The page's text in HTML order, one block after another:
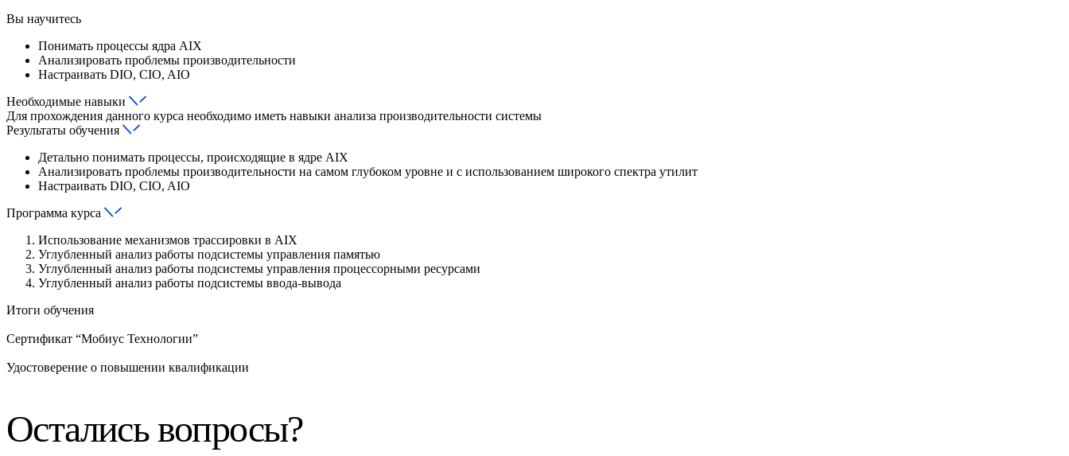
Вы научитесь
Понимать процессы ядра AIX
Анализировать проблемы производительности
Настраивать DIO, CIO, AIO
Необходимые навыки
Для прохождения данного курса необходимо иметь навыки анализа производительности системы
Результаты обучения
Детально понимать процессы, происходящие в ядре AIX
Анализировать проблемы производительности на самом глубоком уровне и с использованием широкого спектра утилит
Настраивать DIO, CIO, AIO
Программа курса
Использование механизмов трассировки в AIX
Углубленный анализ работы подсистемы управления памятью
Углубленный анализ работы подсистемы управления процессорными ресурсами
Углубленный анализ работы подсистемы ввода-вывода
Итоги обучения
Сертификат “Мобиус Технологии”
Удостоверение о повышении квалификации
Остались вопросы?